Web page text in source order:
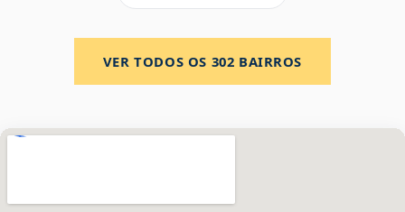
VER TODOS OS 302 BAIRROS